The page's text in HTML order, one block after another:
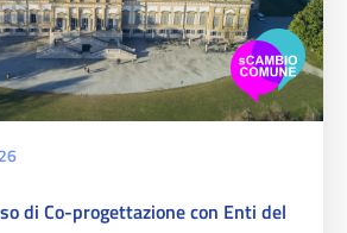
di Co-progettazione con Enti del